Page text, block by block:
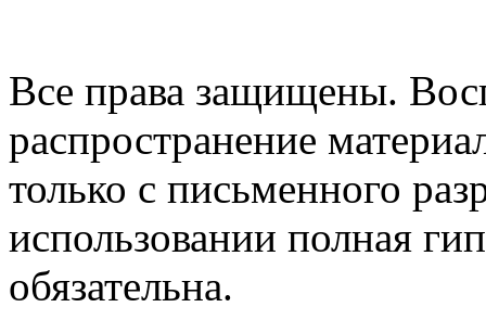
Все права защищены.
распространение
только с письменного
использовании полная
обязательна.